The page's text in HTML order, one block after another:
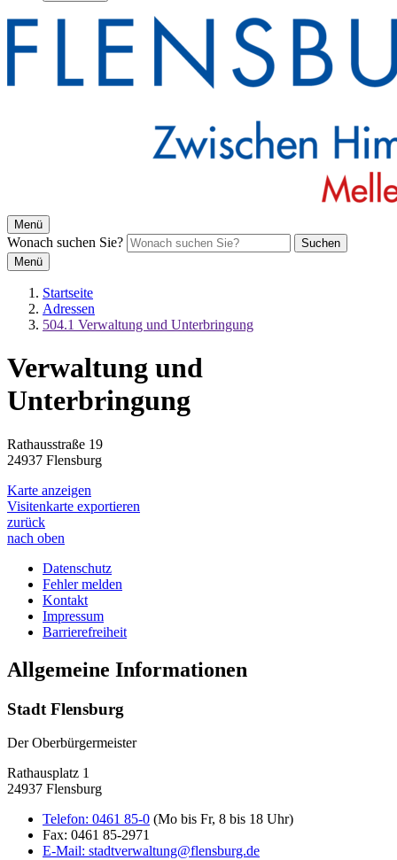
Menü
Wonach suchen Sie?
Suchen
Menü
Startseite
Adressen
504.1 Verwaltung und Unterbringung
Verwaltung und
Unterbringung
Rathausstraße 19
24937 Flensburg
Karte anzeigen
Visitenkarte exportieren
zurück
nach oben
Datenschutz
Fehler melden
Kontakt
Impressum
Barrierefreiheit
Allgemeine Informationen
Stadt Flensburg
Der Oberbürgermeister
Rathausplatz 1
24937 Flensburg
Telefon: 0461 85-0 (Mo bis Fr, 8 bis 18 Uhr)
Fax: 0461 85-2971
E-Mail: stadtverwaltung@flensburg.de